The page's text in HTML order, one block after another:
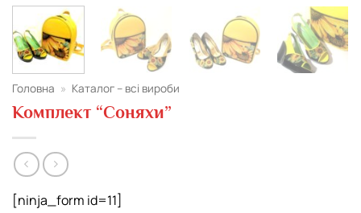
Головна » Каталог – всі вироби
Комплект “Соняхи”
[ninja_form id=11]